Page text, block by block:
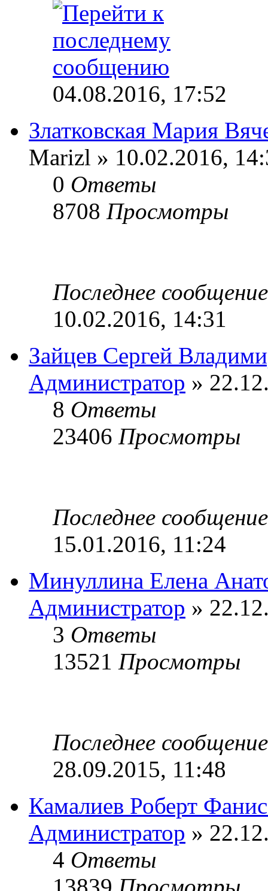
04.08.2016, 17:52
Златковская Мария
Marizl » 10.02.2016,
0 Ответы
8708 Просмотры
Последнее
10.02.2016, 14:31
Зайцев Сергей
Администратор »
8 Ответы
23406 Просмотры
Последнее
15.01.2016, 11:24
Минуллина Елена
Администратор »
3 Ответы
13521 Просмотры
Последнее
28.09.2015, 11:48
Камалиев Роберт
Администратор »
4 Ответы